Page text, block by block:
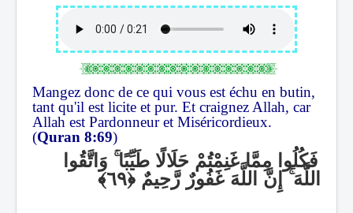
Mangez donc de ce qui vous est échu en butin,
tant qu'il est licite et pur. Et craignez Allah, car
Allah est Pardonneur et Miséricordieux.
(Quran 8:69)
فَكُلُوا مِمَّا غَنِمْتُمْ حَلَالًا طَيِّبًاۚ وَاتَّقُوا
اللَّهَۚإِنَّ اللَّهَ غَفُورٌ رَّحِيمٌ